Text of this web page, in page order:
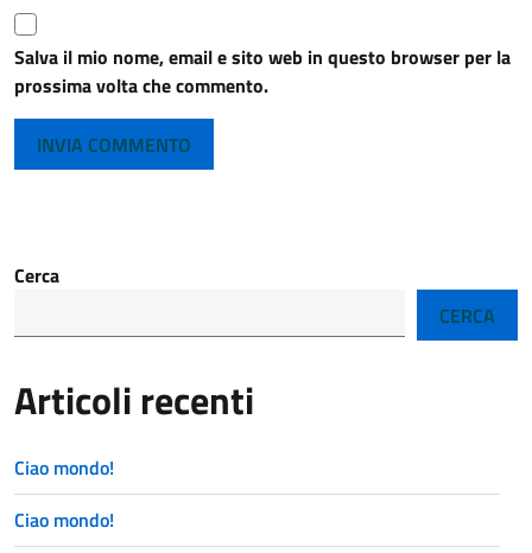
Salva il mio nome, email e sito web in questo browser per la
prossima volta che commento.
Cerca
CERCA
Articoli recenti
Ciao mondo!
Ciao mondo!